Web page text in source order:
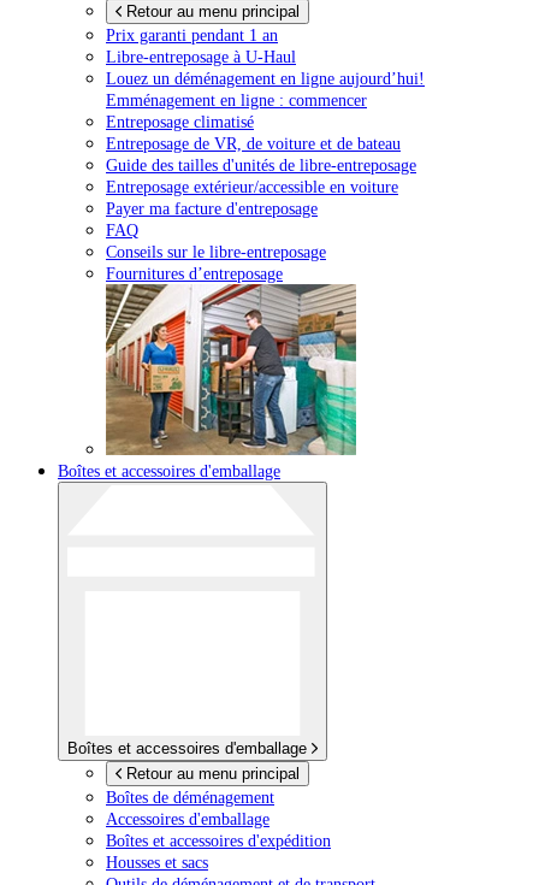
Retour au menu principal
Prix garanti pendant 1 an
Libre-entreposage à U-Haul
Louez un déménagement en ligne aujourd’hui!
Emménagement en ligne : commencer
Entreposage climatisé
Entreposage de VR, de voiture et de bateau
Guide des tailles d'unités de libre-entreposage
Entreposage extérieur/accessible en voiture
Payer ma facture d'entreposage
FAQ
Conseils sur le libre-entreposage
Fournitures d’entreposage
Boîtes et accessoires d'emballage
Boîtes et accessoires d'emballage
Retour au menu principal
Boîtes de déménagement
Accessoires d'emballage
Boîtes et accessoires d'expédition
Housses et sacs